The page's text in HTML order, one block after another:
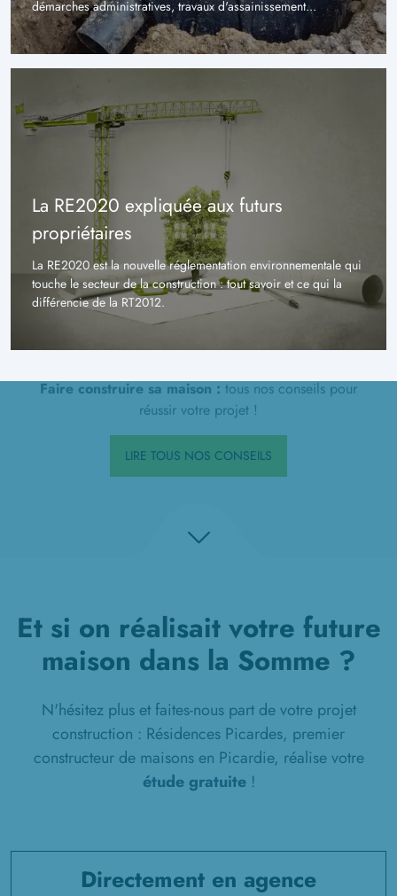
démarches administratives, travaux d'assainissement...
La RE2020 expliquée aux futurs
propriétaires
La RE2020 est la nouvelle réglementation environnementale qui
touche le secteur de la construction : tout savoir et ce qui la
différencie de la RT2012.
Faire construire sa maison : tous nos conseils pour
réussir votre projet !
LIRE TOUS NOS CONSEILS
Et si on réalisait votre future
maison dans la Somme ?
N'hésitez plus et faites-nous part de votre projet
construction : Résidences Picardes, premier
constructeur de maisons en Picardie, réalise votre
étude gratuite!
Directement en agence